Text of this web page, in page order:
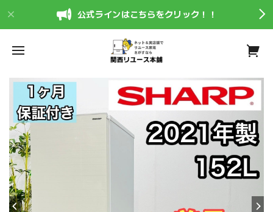
公式ラインはこちらをクリック！！